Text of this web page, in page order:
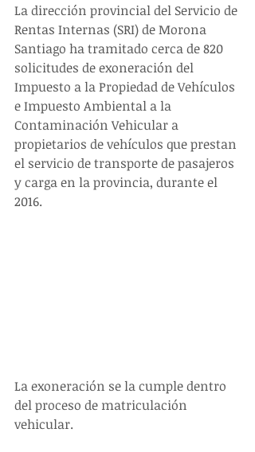
La dirección provincial del Servicio de
Rentas Internas (SRI) de Morona
Santiago ha tramitado cerca de 820
solicitudes de exoneración del
Impuesto a la Propiedad de Vehículos
e Impuesto Ambiental a la
Contaminación Vehicular a
propietarios de vehículos que prestan
el servicio de transporte de pasajeros
y carga en la provincia, durante el
2016.
La exoneración se la cumple dentro
del proceso de matriculación
vehicular.